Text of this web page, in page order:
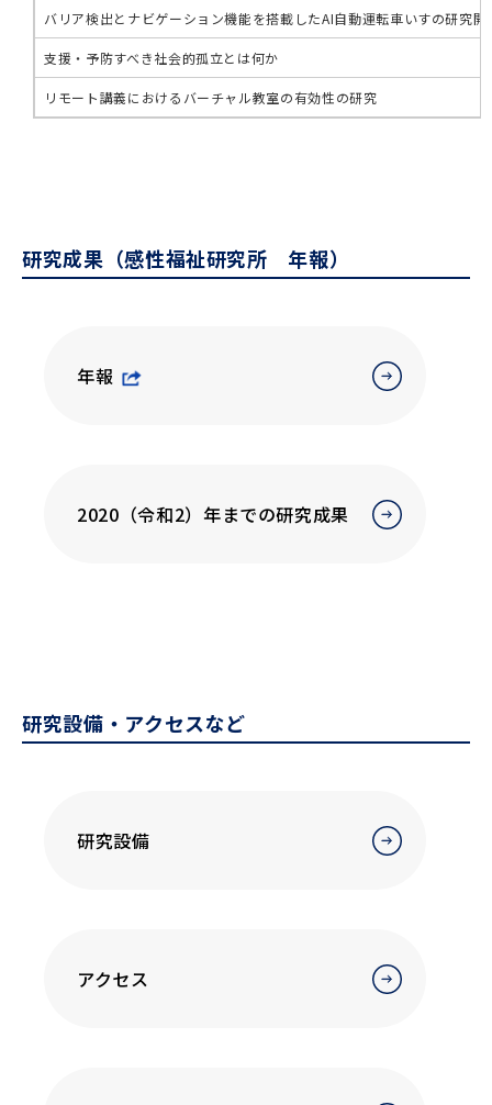
バリア検出とナビゲーション機能を搭載したAI自動運転車いすの研究開
支援・予防すべき社会的孤立とは何か
リモート講義におけるバーチャル教室の有効性の研究
研究成果（感性福祉研究所 年報）
年報
2020（令和2）年までの研究成果
研究設備・アクセスなど
研究設備
アクセス